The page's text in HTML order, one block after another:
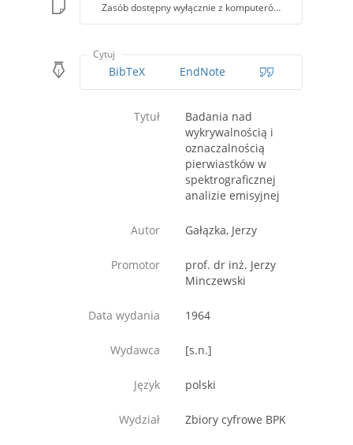
Zasób dostępny wyłącznie z komputerów Biblioteki PK
Cytuj
BibTeX EndNote
Tytuł
Badania nad
wykrywalnością i
oznaczalnością
pierwiastków w
spektrograficznej
analizie emisyjnej
Autor Gałązka, Jerzy
Promotor
prof. dr inż. Jerzy
Minczewski
Data wydania 1964
Wydawca [s.n.]
Język polski
Wydział Zbiory cyfrowe BPK